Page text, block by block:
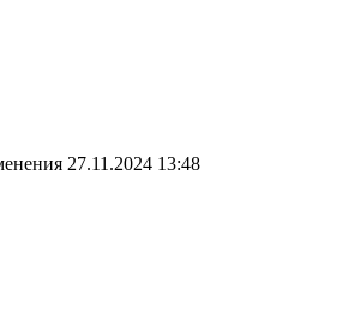
27.11.2024 13:48